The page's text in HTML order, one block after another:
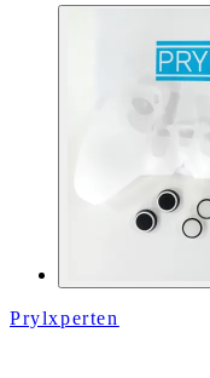
Prylxperten